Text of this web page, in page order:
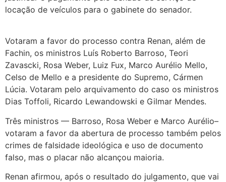
locação de veículos para o gabinete do senador.
Votaram a favor do processo contra Renan, além de
Fachin, os ministros Luís Roberto Barroso, Teori
Zavascki, Rosa Weber, Luiz Fux, Marco Aurélio Mello,
Celso de Mello e a presidente do Supremo, Cármen
Lúcia. Votaram pelo arquivamento do caso os ministros
Dias Toffoli, Ricardo Lewandowski e Gilmar Mendes.
Três ministros — Barroso, Rosa Weber e Marco Aurélio–
votaram a favor da abertura de processo também pelos
crimes de falsidade ideológica e uso de documento
falso, mas o placar não alcançou maioria.
Renan afirmou, após o resultado do julgamento, que vai